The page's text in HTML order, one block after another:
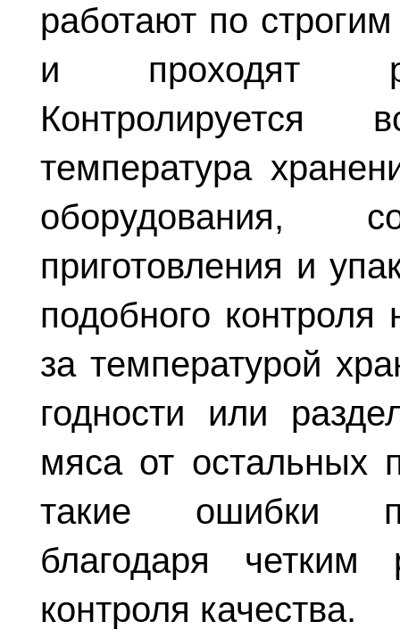
работают по
и проходят
Контролируется
температура
оборудования,
приготовления и
подобного
за температурой
годности или
мяса от остальных
такие ошибки
благодаря четким
контроля качества.